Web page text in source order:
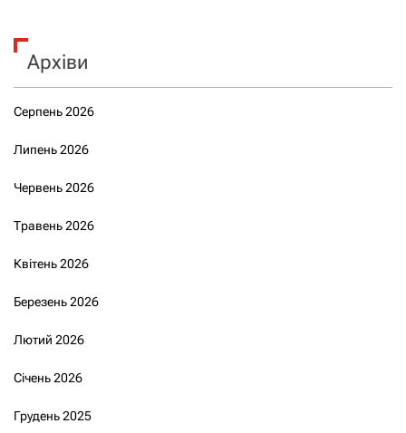
Архіви
Серпень 2026
Липень 2026
Червень 2026
Травень 2026
Квітень 2026
Березень 2026
Лютий 2026
Січень 2026
Грудень 2025